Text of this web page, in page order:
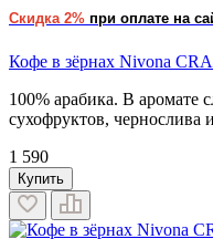
Скидка 2% при оплате на
Кофе в зёрнах Nivona
100% арабика. В аромате
сухофруктов, чернослива
1 590
Купить